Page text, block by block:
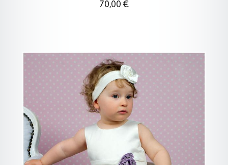
Regulärer Preis:
70,00 €